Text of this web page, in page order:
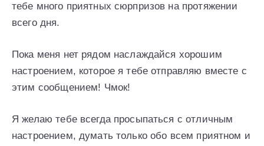
тебе много приятных сюрпризов на протяжении
всего дня.
Пока меня нет рядом наслаждайся хорошим
настроением, которое я тебе отправляю вместе с
этим сообщением! Чмок!
Я желаю тебе всегда просыпаться с отличным
настроением, думать только обо всем приятном и